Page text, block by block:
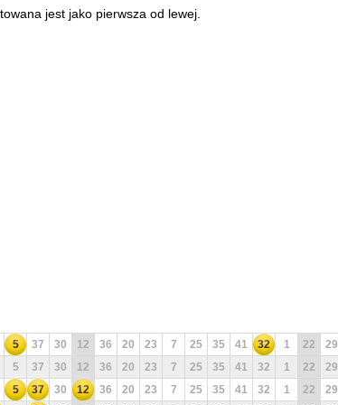
jest jako pierwsza od lewej.
5 37 30 12 36 20 23 7 25 35 41 32 1 22 29
5 37 30 12 36 20 23 7 25 35 41 32 1 22 29
5 37 30 12 36 20 23 7 25 35 41 32 1 22 29